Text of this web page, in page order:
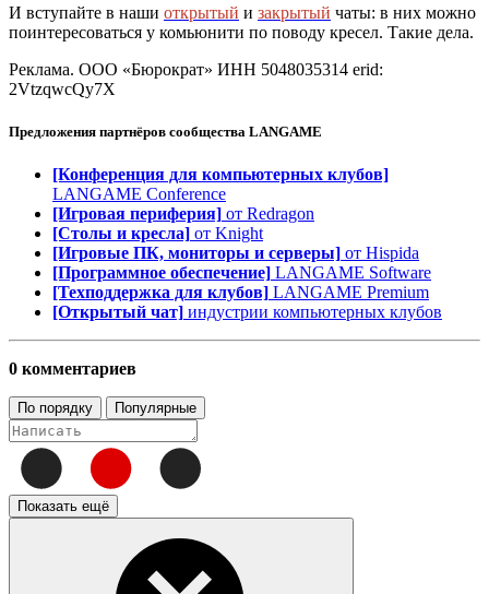
И вступайте в наши открытый и закрытый чаты: в них можно
поинтересоваться у комьюнити по поводу кресел. Такие дела.
Реклама. ООО «Бюрократ» ИНН 5048035314 erid:
2VtzqwcQy7X
Предложения партнёров сообщества LANGAME
[Конференция для компьютерных клубов]
LANGAME Conference
[Игровая периферия] от Redragon
[Столы и кресла] от Knight
[Игровые ПК, мониторы и серверы] от Hispida
[Программное обеспечение] LANGAME Software
[Техподдержка для клубов] LANGAME Premium
[Открытый чат] индустрии компьютерных клубов
0 комментариев
По порядку Популярные
Показать ещё